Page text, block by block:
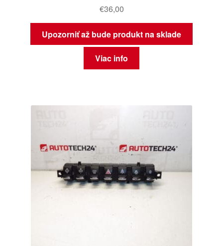
€36,00
Upozorniť až bude produkt na sklade
Viac info